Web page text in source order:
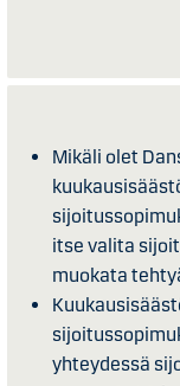
Mikäli olet
itse valita
muokata
yhteydessä